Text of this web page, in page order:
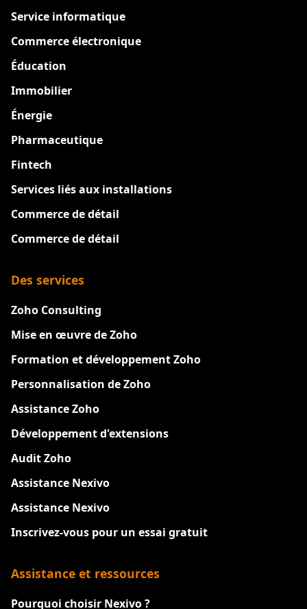
Service informatique
Commerce électronique
Éducation
Immobilier
Énergie
Pharmaceutique
Fintech
Services liés aux installations
Commerce de détail
Commerce de détail
Des services
Zoho Consulting
Mise en œuvre de Zoho
Formation et développement Zoho
Personnalisation de Zoho
Assistance Zoho
Développement d'extensions
Audit Zoho
Assistance Nexivo
Assistance Nexivo
Inscrivez-vous pour un essai gratuit
Assistance et ressources
Pourquoi choisir Nexivo ?